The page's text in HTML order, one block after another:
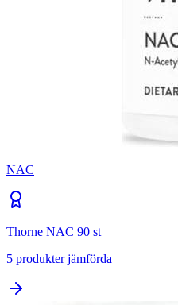
NAC
Thorne NAC 90 st
5 produkter jämförda